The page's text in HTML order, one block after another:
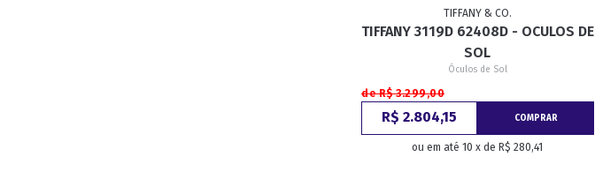
TIFFANY & CO.
TIFFANY 3119D 62408D - OCULOS DE
SOL
Óculos de Sol
de R$ 3.299,00
R$ 2.804,15 COMPRAR
ou em até 10 x de R$ 280,41